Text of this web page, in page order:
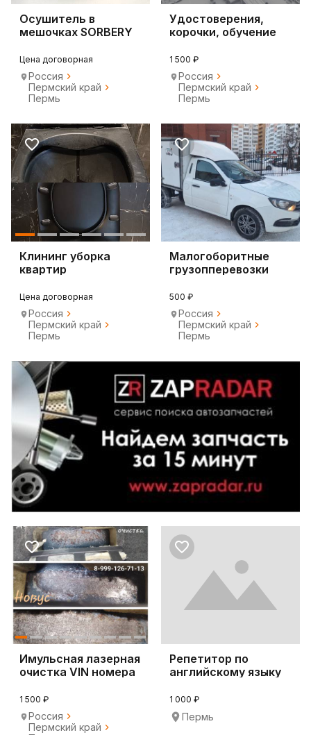
Осушитель в
мешочках SORBERY
Цена договорная
Россия
Пермский край
Пермь
Удостоверения,
корочки, обучение
1 500 ₽
Россия
Пермский край
Пермь
Клининг уборка
квартир
Цена договорная
Россия
Пермский край
Пермь
Малогоборитные
грузопперевозки
500 ₽
Россия
Пермский край
Пермь
Имульсная лазерная
очистка VIN номера
1 500 ₽
Россия
Пермский край
Репетитор по
английскому языку
1 000 ₽
Пермь